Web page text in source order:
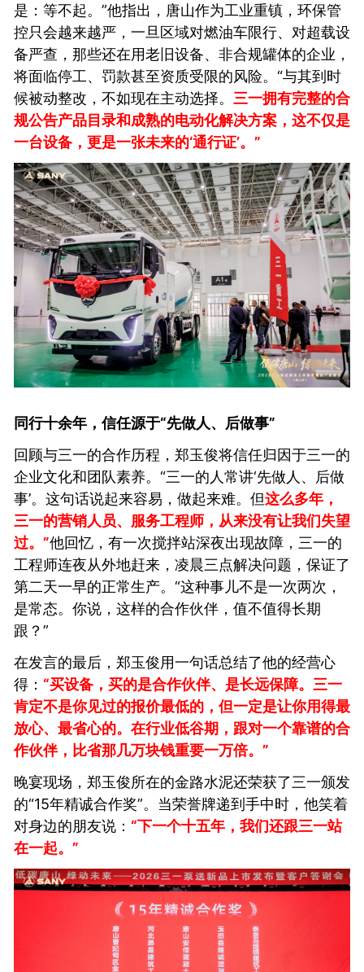
是：等不起。”他指出，唐山作为工业重镇，环保管
控只会越来越严，一旦区域对燃油车限行、对超载设
备严查，那些还在用老旧设备、非合规罐体的企业，
将面临停工、罚款甚至资质受限的风险。“与其到时
候被动整改，不如现在主动选择。 三一拥有完整的合
规公告产品目录和成熟的电动化解决方案，这不仅是
一台设备，更是一张未来的‘通行证’。”
同行十余年，信任源于“先做人、后做事”
回顾与三一的合作历程，郑玉俊将信任归因于三一的
企业文化和团队素养。“三一的人常讲‘先做人、后做
事’。这句话说起来容易，做起来难。但这么多年，
三一的营销人员、服务工程师，从来没有让我们失望
过。”他回忆，有一次搅拌站深夜出现故障，三一的
工程师连夜从外地赶来，凌晨三点解决问题，保证了
第二天一早的正常生产。“这种事儿不是一次两次，
是常态。你说，这样的合作伙伴，值不值得长期
跟？”
在发言的最后，郑玉俊用一句话总结了他的经营心
得： “买设备，买的是合作伙伴、是长远保障。三一
肯定不是你见过的报价最低的，但一定是让你用得最
放心、最省心的。在行业低谷期，跟对一个靠谱的合
作伙伴，比省那几万块钱重要一万倍。”
晚宴现场，郑玉俊所在的金路水泥还荣获了三一颁发
的“15年精诚合作奖”。当荣誉牌递到手中时，他笑着
对身边的朋友说： “下一个十五年，我们还跟三一站
在一起。”